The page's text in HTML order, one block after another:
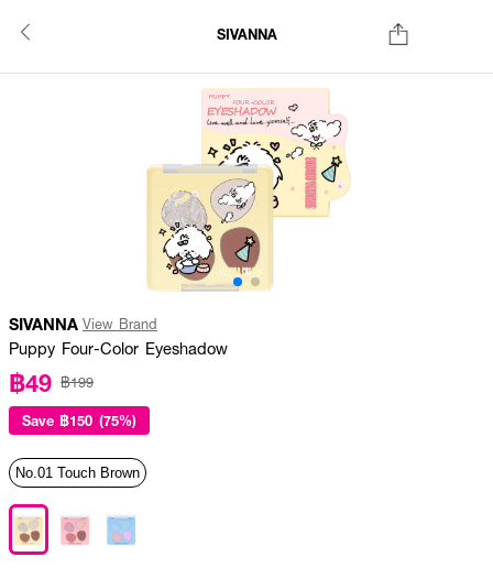
SIVANNA
SIVANNA View Brand
Puppy Four-Color Eyeshadow
฿49 ฿199
Save ฿150 (75%)
No.01 Touch Brown